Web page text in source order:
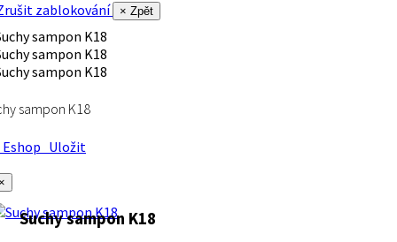
zablokování
× Zpět
sampon K18
Uložit
Suchy sampon K18